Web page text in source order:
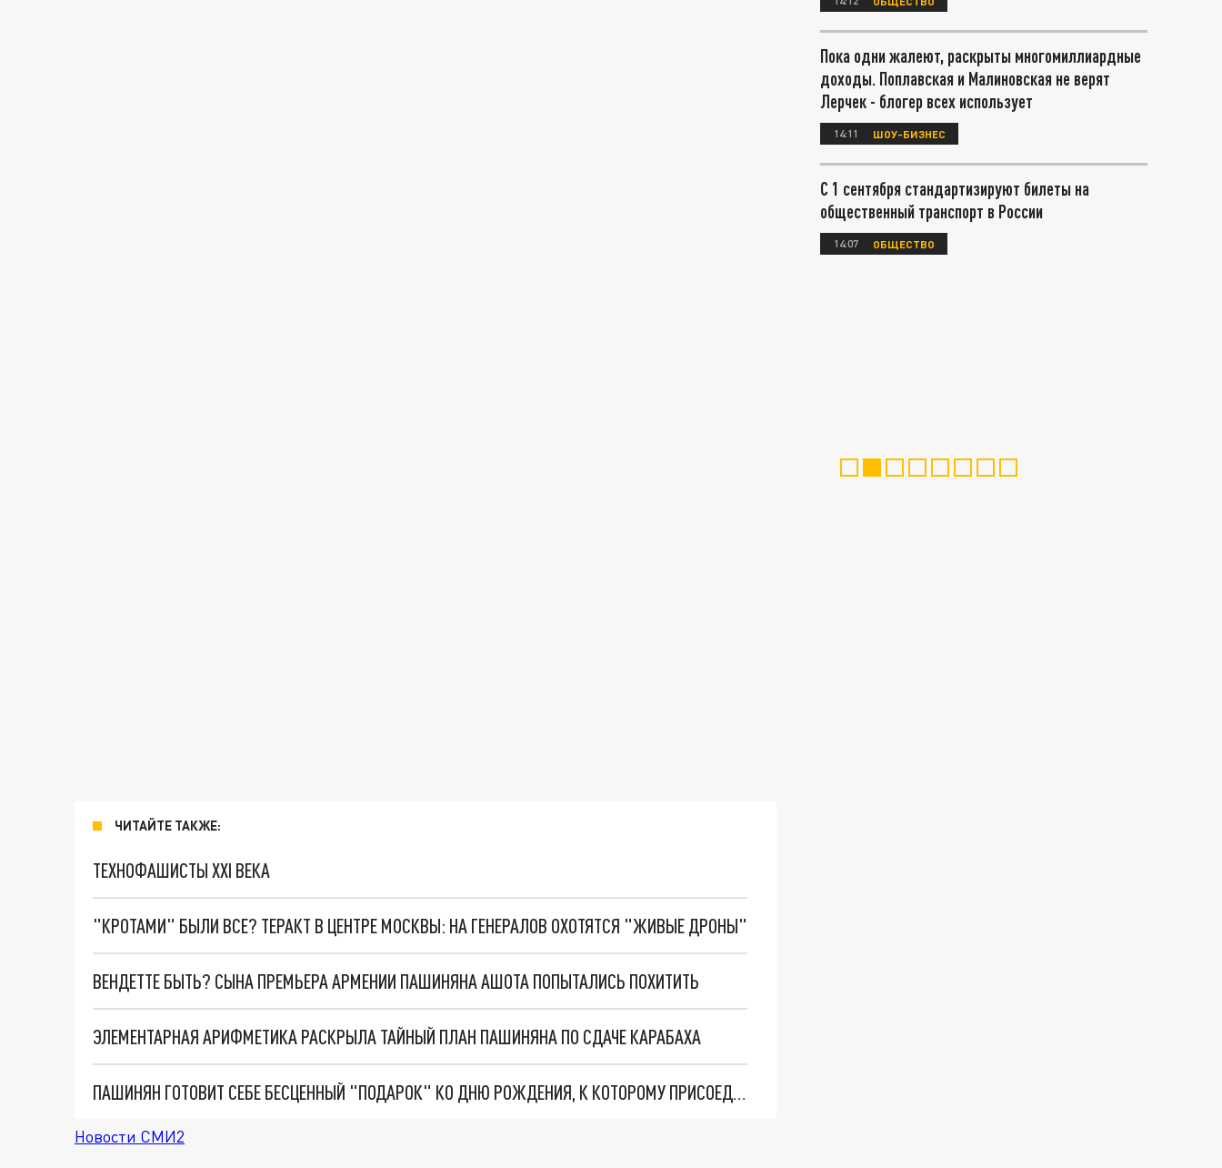
ЧИТАЙТЕ ТАКЖЕ:
ТЕХНОФАШИСТЫ XXI ВЕКА
"КРОТАМИ" БЫЛИ ВСЕ? ТЕРАКТ В ЦЕНТРЕ МОСКВЫ: НА ГЕНЕРАЛОВ ОХОТЯТСЯ "ЖИВЫЕ ДРОНЫ"
ВЕНДЕТТЕ БЫТЬ? СЫНА ПРЕМЬЕРА АРМЕНИИ ПАШИНЯНА АШОТА ПОПЫТАЛИСЬ ПОХИТИТЬ
ЭЛЕМЕНТАРНАЯ АРИФМЕТИКА РАСКРЫЛА ТАЙНЫЙ ПЛАН ПАШИНЯНА ПО СДАЧЕ КАРАБАХА
ПАШИНЯН ГОТОВИТ СЕБЕ БЕСЦЕННЫЙ "ПОДАРОК" КО ДНЮ РОЖДЕНИЯ, К КОТОРОМУ ПРИСОЕДИНИТСЯ АЛИЕВ
Новости СМИ2
Пока одни жалеют, раскрыты многомиллиардные
доходы. Поплавская и Малиновская не верят
Лерчек - блогер всех использует
14:11 ШОУ-БИЗНЕС
С 1 сентября стандартизируют билеты на
общественный транспорт в России
14:07 ОБЩЕСТВО